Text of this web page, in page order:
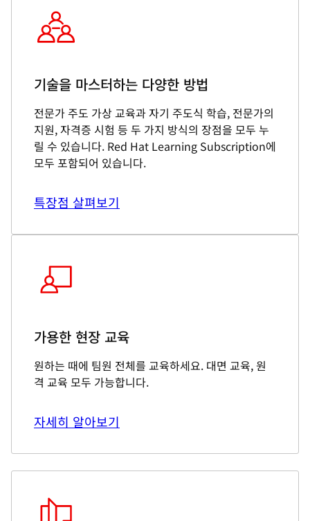
기술을 마스터하는 다양한 방법
전문가 주도 가상 교육과 자기 주도식 학습, 전문가의
지원, 자격증 시험 등 두 가지 방식의 장점을 모두 누
릴 수 있습니다. Red Hat Learning Subscription에
모두 포함되어 있습니다.
특장점 살펴보기
가용한 현장 교육
원하는 때에 팀원 전체를 교육하세요. 대면 교육, 원
격 교육 모두 가능합니다.
자세히 알아보기